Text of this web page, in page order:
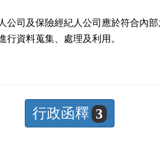
人公司及保險經紀人公司應於符合內
行資料蒐集、處理及利用。
行政函釋 3